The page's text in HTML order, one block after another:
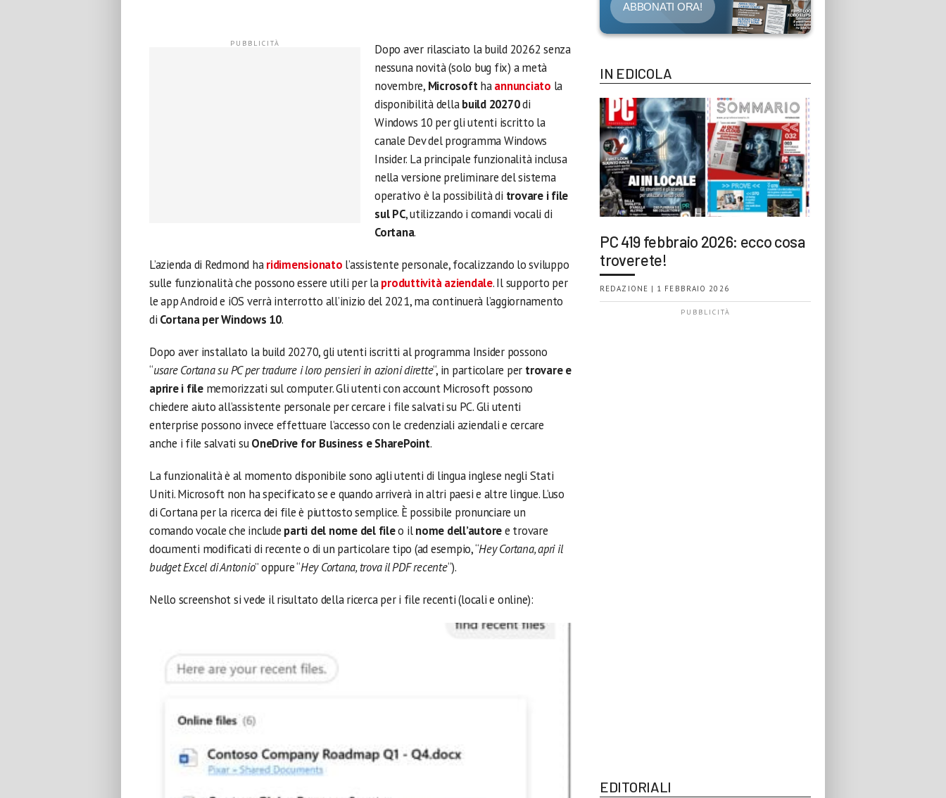
Dopo aver rilasciato la build 20262 senza
nessuna novità (solo bug fix) a metà
novembre, Microsofthaannunciato la
disponibilità dellabuild 20270di
Windows 10 per gli utenti iscritto la
canale Dev del programma Windows
Insider. La principale funzionalità inclusa
nella versione preliminare del sistema
operativo è la possibilità di trovare i file
sul PC, utilizzando i comandi vocali di
Cortana.
L’azienda di Redmond haridimensionato l’assistente personale, focalizzando lo sviluppo
sulle funzionalità che possono essere utili per laproduttività aziendale. Il supporto per
le app Android e iOS verrà interrotto all’inizio del 2021, ma continuerà l’aggiornamento
di Cortana per Windows 10.
Dopo aver installato la build 20270, gli utenti iscritti al programma Insider possono
“usare Cortana su PC per tradurre i loro pensieri in azioni dirette“, in particolare per trovare e
aprire i filememorizzati sul computer. Gli utenti con account Microsoft possono
chiedere aiuto all’assistente personale per cercare i file salvati su PC. Gli utenti
enterprise possono invece effettuare l’accesso con le credenziali aziendali e cercare
anche i file salvati suOneDrive for Business e SharePoint.
La funzionalità è al momento disponibile sono agli utenti di lingua inglese negli Stati
Uniti. Microsoft non ha specificato se e quando arriverà in altri paesi e altre lingue. L’uso
di Cortana per la ricerca dei file è piuttosto semplice. È possibile pronunciare un
comando vocale che include parti del nome del fileo ilnome dell’autoree trovare
documenti modificati di recente o di un particolare tipo (ad esempio, “Hey Cortana, apri il
budget Excel di Antonio” oppure “Hey Cortana, trova il PDF recente“).
Nello screenshot si vede il risultato della ricerca per i file recenti (locali e online):
ABBONATI ORA!
IN EDICOLA
PC 419 febbraio 2026: ecco cosa
troverete!
REDAZIONE | 1 FEBBRAIO 2026
EDITORIALI